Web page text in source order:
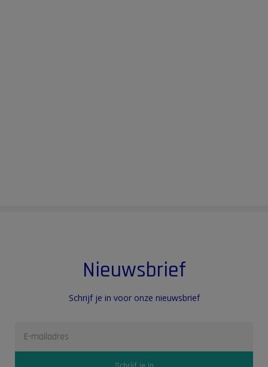
Nieuwsbrief
Schrijf je in voor onze nieuwsbrief